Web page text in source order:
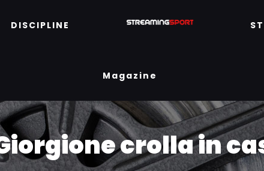
DISCIPLINE
Magazine
crolla in